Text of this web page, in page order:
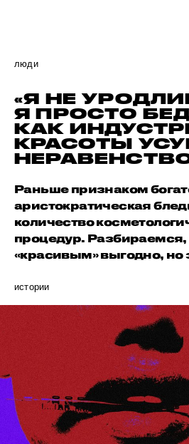
люди
«Я НЕ
Я ПРОСТО
КАК
КРАСОТЫ
Раньше признаком
аристократическая
количество
процедур.
«красивым» выгодно, но
истории